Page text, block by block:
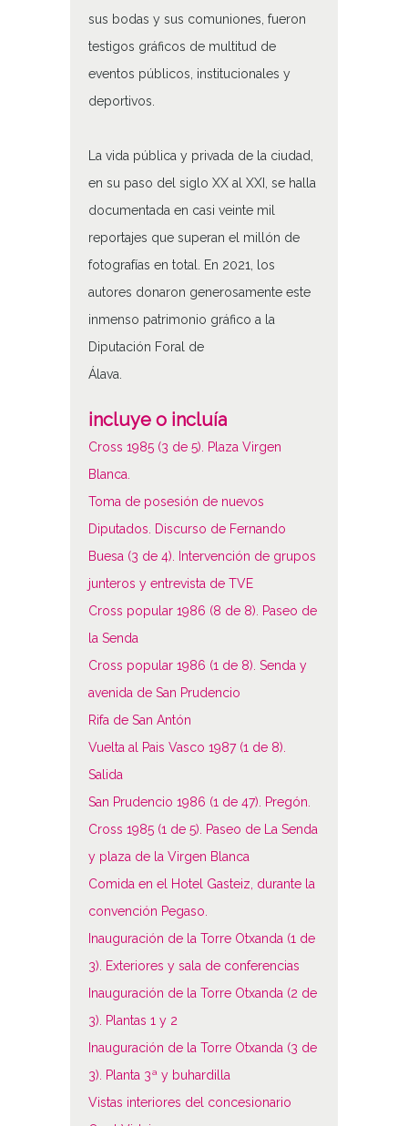
sus bodas y sus comuniones, fueron
testigos gráficos de multitud de
eventos públicos, institucionales y
deportivos.
La vida pública y privada de la ciudad,
en su paso del siglo XX al XXI, se halla
documentada en casi veinte mil
reportajes que superan el millón de
fotografías en total. En 2021, los
autores donaron generosamente este
inmenso patrimonio gráfico a la
Diputación Foral de
Álava.
incluye o incluía
Cross 1985 (3 de 5). Plaza Virgen
Blanca.
Toma de posesión de nuevos
Diputados. Discurso de Fernando
Buesa (3 de 4). Intervención de grupos
junteros y entrevista de TVE
Cross popular 1986 (8 de 8). Paseo de
la Senda
Cross popular 1986 (1 de 8). Senda y
avenida de San Prudencio
Rifa de San Antón
Vuelta al Pais Vasco 1987 (1 de 8).
Salida
San Prudencio 1986 (1 de 47). Pregón.
Cross 1985 (1 de 5). Paseo de La Senda
y plaza de la Virgen Blanca
Comida en el Hotel Gasteiz, durante la
convención Pegaso.
Inauguración de la Torre Otxanda (1 de
3). Exteriores y sala de conferencias
Inauguración de la Torre Otxanda (2 de
3). Plantas 1 y 2
Inauguración de la Torre Otxanda (3 de
3). Planta 3ª y buhardilla
Vistas interiores del concesionario